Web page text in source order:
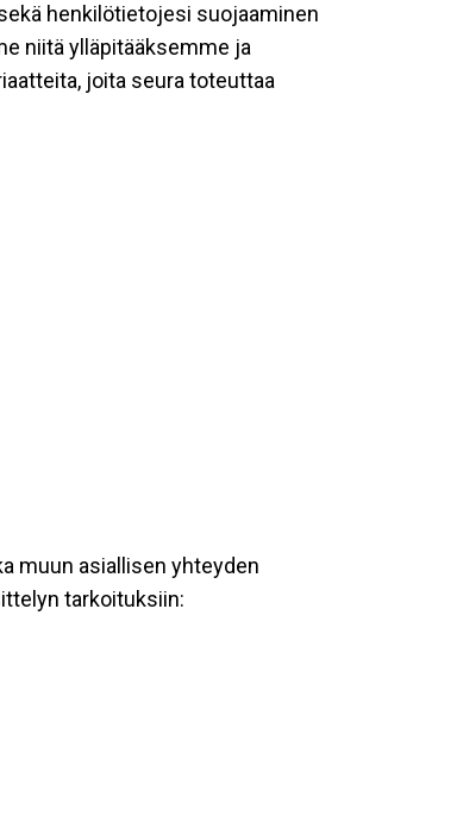
henkilötietojesi suojaaminen
niitä ylläpitääksemme ja
joita seura toteuttaa
muun asiallisen yhteyden
tarkoituksiin: